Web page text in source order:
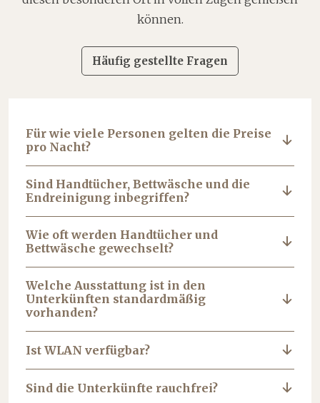
können.
Häufig gestellte Fragen
Für wie viele Personen gelten die Preise
pro Nacht?
Sind Handtücher, Bettwäsche und die
Endreinigung inbegriffen?
Wie oft werden Handtücher und
Bettwäsche gewechselt?
Welche Ausstattung ist in den
Unterkünften standardmäßig
vorhanden?
Ist WLAN verfügbar?
Sind die Unterkünfte rauchfrei?